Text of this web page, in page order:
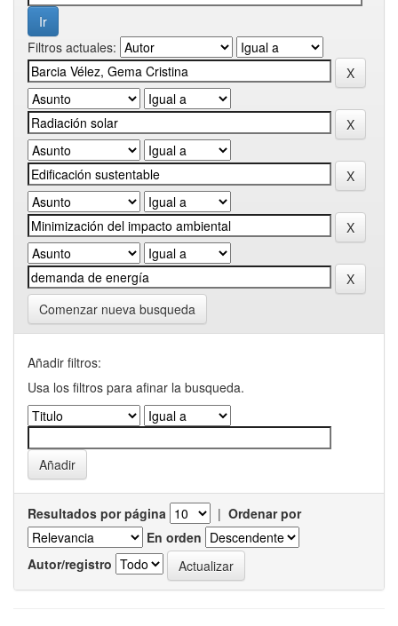
Filtros actuales:
Comenzar nueva busqueda
Añadir filtros:
Usa los filtros para afinar la busqueda.
Resultados por página | Ordenar por
En orden
Autor/registro